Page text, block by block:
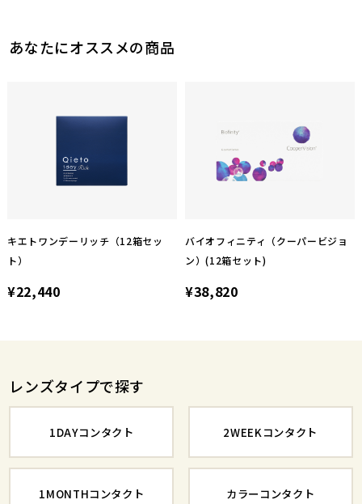
あなたにオススメの商品
キエトワンデーリッチ（12箱セッ
ト）
¥22,440
バイオフィニティ（クーパービジョ
ン）(12箱セット)
¥38,820
レンズタイプで探す
1DAYコンタクト 2WEEKコンタクト
1MONTHコンタクト カラーコンタクト